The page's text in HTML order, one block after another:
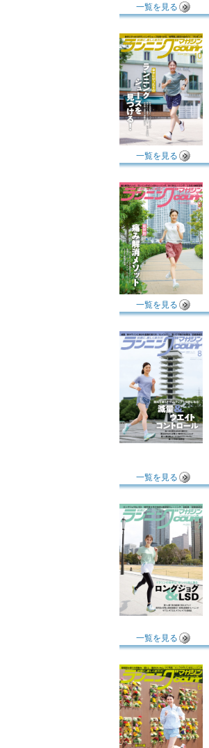
一覧を見る
一覧を見る
一覧を見る
一覧を見る
一覧を見る